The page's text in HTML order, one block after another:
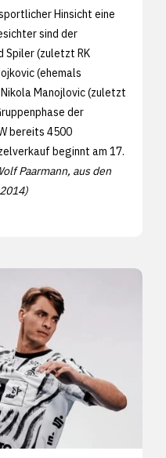
Hinsicht eine
sind der
Spiler (zuletzt RK
(ehemals
Manojlovic (zuletzt
der
bereits 4500
beginnt am 17.
Paarmann, aus den